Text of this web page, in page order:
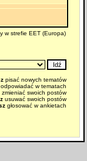
w strefie EET (Europa)
pisać nowych tematów
w tematach
zmieniać swoich postów
usuwać swoich postów
głosować w ankietach